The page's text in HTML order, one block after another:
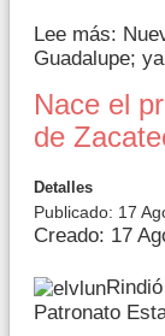
Lee más:
Guadalupe;
Nace el
de
Detalles
Publicado: 17
Creado: 17
Patronato